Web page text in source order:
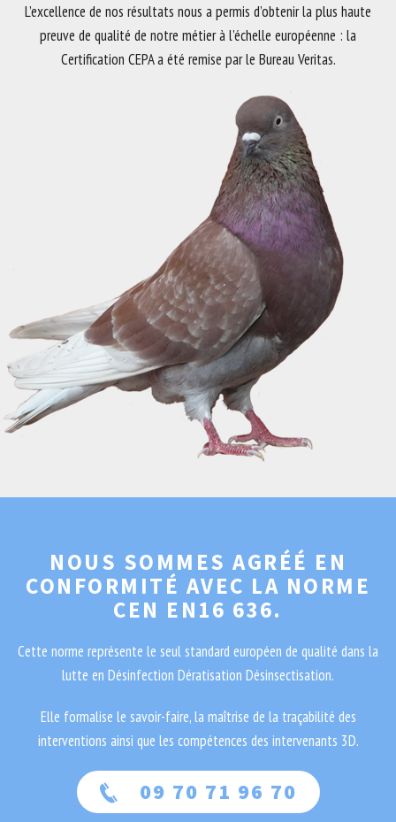
L’excellence de nos résultats nous a permis d’obtenir la plus haute
preuve de qualité de notre métier à l’échelle européenne : la
Certification CEPA a été remise par le Bureau Veritas.
NOUS SOMMES AGRÉÉ EN
CONFORMITÉ AVEC LA NORME
CEN EN16 636.
Cette norme représente le seul standard européen de qualité dans la
lutte en Désinfection Dératisation Désinsectisation.
Elle formalise le savoir-faire, la maîtrise de la traçabilité des
interventions ainsi que les compétences des intervenants 3D.
09 70 71 96 70